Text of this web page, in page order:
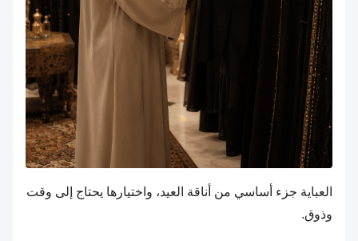
العباية جزء أساسي من أناقة العيد، واختيارها يحتاج إلى وقت
وذوق.